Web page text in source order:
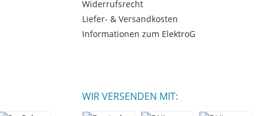
Widerrufsrecht
Liefer- & Versandkosten
Informationen zum ElektroG
WIR VERSENDEN MIT: